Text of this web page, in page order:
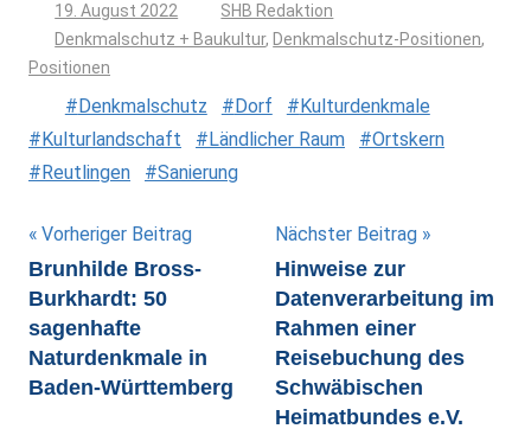
19. August 2022
SHB Redaktion
Denkmalschutz + Baukultur, Denkmalschutz-Positionen,
Positionen
Denkmalschutz Dorf
Kulturdenkmale
Kulturlandschaft
Ländlicher Raum
Ortskern
Reutlingen
Sanierung
Beitragsnavigation
Vorheriger Beitrag
Brunhilde Bross-
Burkhardt: 50
sagenhafte
Naturdenkmale in
Baden-Württemberg
Nächster Beitrag
Hinweise zur
Datenverarbeitung im
Rahmen einer
Reisebuchung des
Schwäbischen
Heimatbundes e.V.